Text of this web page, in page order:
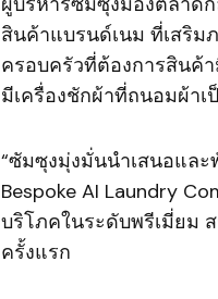
สินค้าแบรนด์เนม ที่เสริ
ครอบครัวที่ต้องการสินค้
มีเครื่องชักผ้าที่ถนอมผ้าเ
“ซัมซุงมุ่งมั่นนำเสนอแล
Bespoke AI Laundry
บริโภคในระดับพรีเมี่ยม
ครั้งแรก